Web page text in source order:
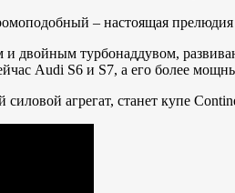
– настоящая
и двойным турбонаддувом,
Audi S6 и S7, а его более
агрегат, станет купе